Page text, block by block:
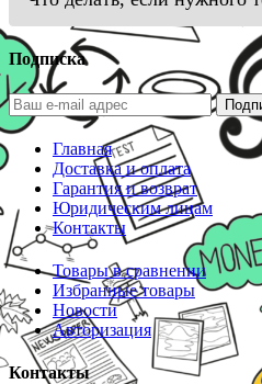
Подписка
Главная
Доставка и оплата
Гарантия и возврат
Юридическим лицам
Контакты
Товары в сравнении
Избранные товары
Новости
Авторизация
Контакты